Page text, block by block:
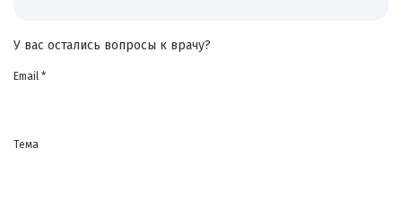
У вас остались вопросы к врачу?
Email *
Тема